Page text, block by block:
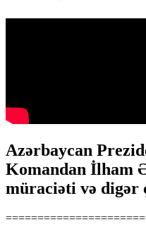
Azərbaycan
Komandan İlham
müraciəti və digər